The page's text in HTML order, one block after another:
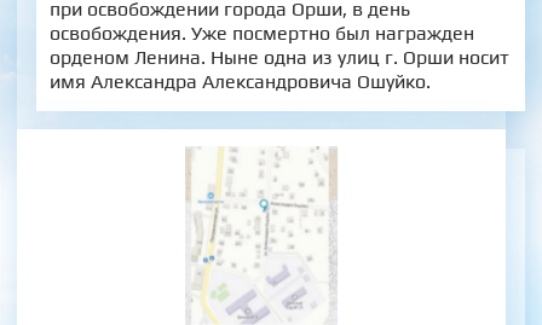
при освобождении города Орши, в день
освобождения. Уже посмертно был награжден
орденом Ленина. Ныне одна из улиц г. Орши носит
имя Александра Александровича Ошуйко.